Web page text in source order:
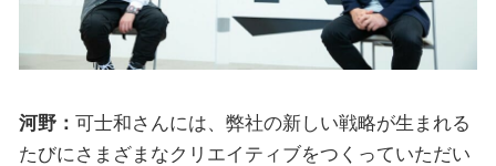
河野： 可士和さんには、弊社の新しい戦略が生まれる
たびにさまざまなクリエイティブをつくっていただい